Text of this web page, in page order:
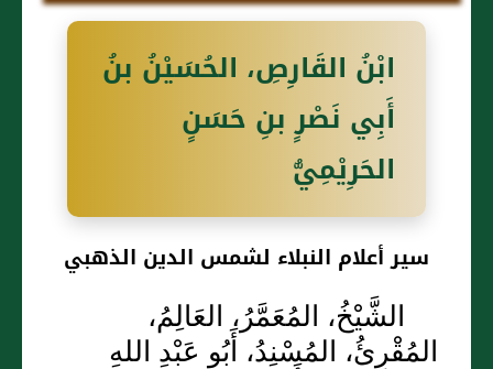
ابْنُ القَارِصِ، الحُسَيْنُ بنُ
أَبِي نَصْرٍ بنِ حَسَنٍ
الحَرِيْمِيُّ
سير أعلام النبلاء لشمس الدين الذهبي
الشَّيْخُ، المُعَمَّرُ، العَالِمُ،
المُقْرِئُ، المُسْنِدُ، أَبُو عَبْدِ اللهِ